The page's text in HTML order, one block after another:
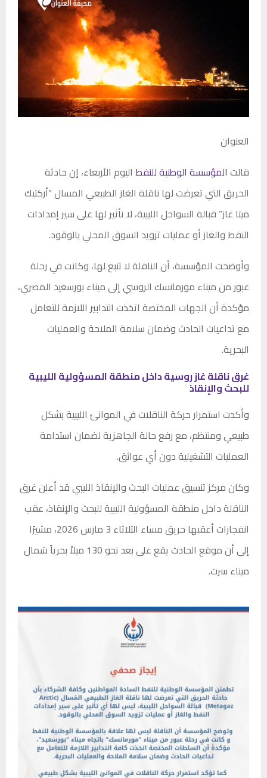
العنوان
قالت المؤسسة الوطنية للنفط اليوم الأربعاء، إن حادثة
الحريق التي تعرضت لها ناقلة الغاز الطبيعي المسال “أركتيك
ميتا غاز” قبالة السواحل الليبية، لا تأثير لها على سير إمدادات
النفط والغاز أو عمليات تزويد السوق المحلي بالوقود.
وأوضحت المؤسسة، أن الناقلة لا تتبع لها، وكانت في رحلة
عبور من ميناء مورمانسك الروسي إلى ميناء بورسعيد المصري،
مؤكدة أن الجهات المختصة اتخذت التدابير اللازمة للتعامل
مع تداعيات الحادث وضمان سلامة الملاحة والعمليات
البحرية.
غرق ناقلة غاز روسية داخل منطقة المسؤولية الليبية
للبحث والإنقاذ
وأكدت استمرار حركة الناقلات في الموانئ الليبية بشكل
طبيعي ومنتظم، مع رفع حالة الجاهزية لضمان استدامة
العمليات التشغيلية دون أي عوائق.
وكان مركز تنسيق عمليات البحث والإنقاذ الليبي قد أعلن غرق
الناقلة داخل منطقة المسؤولية الليبية للبحث والإنقاذ، عقب
انفجارات أعقبها حريق مساء الثلاثاء 3 مارس 2026، مشيرًا
إلى أن موقع الحادث يقع على بعد نحو 130 ميلاً بحرياً شمال
ميناء سرت.